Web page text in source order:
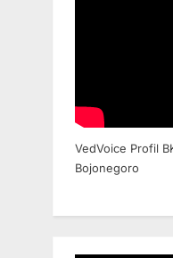
VedVoice Profil
Bojonegoro